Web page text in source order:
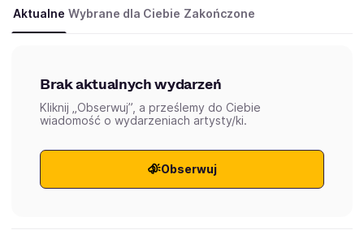
Aktualne Wybrane dla Ciebie Zakończone
Brak aktualnych wydarzeń
Kliknij „Obserwuj”, a prześlemy do Ciebie
wiadomość o wydarzeniach artysty/ki.
Obserwuj